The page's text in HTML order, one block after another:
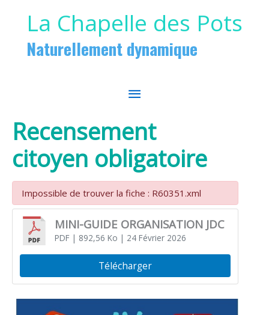
La Chapelle des Pots
Naturellement dynamique
MENU
PRINCIPAL
Recensement
citoyen obligatoire
Impossible de trouver la fiche : R60351.xml
MINI-GUIDE ORGANISATION JDC
PDF| 892,56 Ko | 24 Février 2026
Télécharger